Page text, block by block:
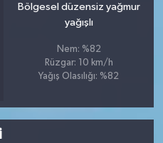
Bölgesel düzensiz yağmur
yağışlı
Nem: %82
Rüzgar: 10 km/h
Yağış Olasılığı: %82